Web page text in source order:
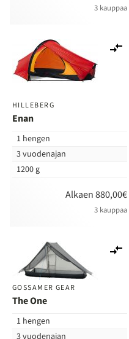
3 kauppaa
HILLEBERG
Enan
1 hengen
3 vuodenajan
1200 g
Alkaen 880,00€
3 kauppaa
GOSSAMER GEAR
The One
1 hengen
3 vuodenajan